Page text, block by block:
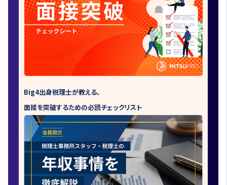
Big4出身税理士が教える、
面接を突破するための必読チェックリスト